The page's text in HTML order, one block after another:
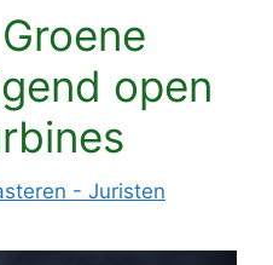
open
- Juristen